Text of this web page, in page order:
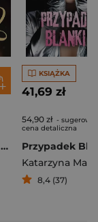
Playboy 2. Royals Lover
KSIĄŻKA
41,69 zł
54,90 zł -
cena detaliczna
Katarzyna Mak
8,4 (37)